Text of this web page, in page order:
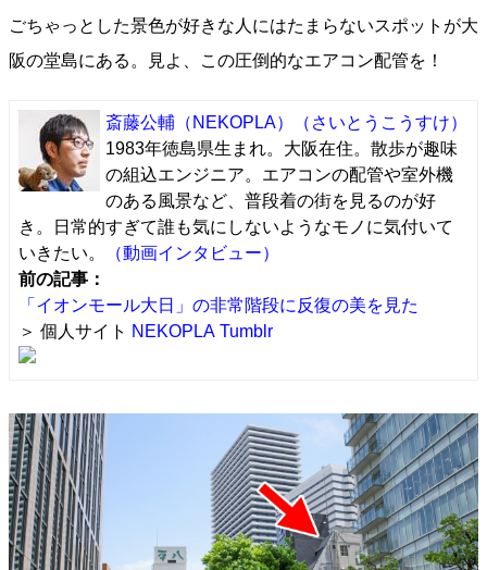
ごちゃっとした景色が好きな人にはたまらないスポットが大
阪の堂島にある。見よ、この圧倒的なエアコン配管を！
斎藤公輔（NEKOPLA）
（さいとうこうすけ）
1983年徳島県生まれ。大阪在住。散歩が趣味
の組込エンジニア。エアコンの配管や室外機
のある風景など、普段着の街を見るのが好
き。日常的すぎて誰も気にしないようなモノに気付いて
いきたい。
（動画インタビュー）
前の記事：
「イオンモール大日」の非常階段に反復の美を見た
＞ 個人サイト NEKOPLA Tumblr